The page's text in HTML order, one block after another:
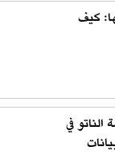
كيف
في